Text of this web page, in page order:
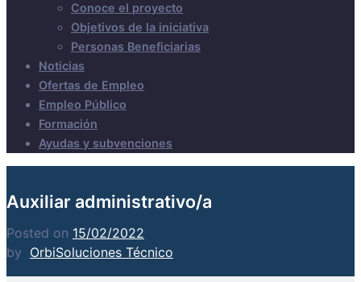
Conoce el proyecto
Objetivos de la iniciativa
Personas Beneficiarias
Noticias
Ofertas de Empleo
Empleo Público
Formación
Ayudas y subvenciones
Auxiliar administrativo/a
Posted on 15/02/2022
by OrbiSoluciones Técnico